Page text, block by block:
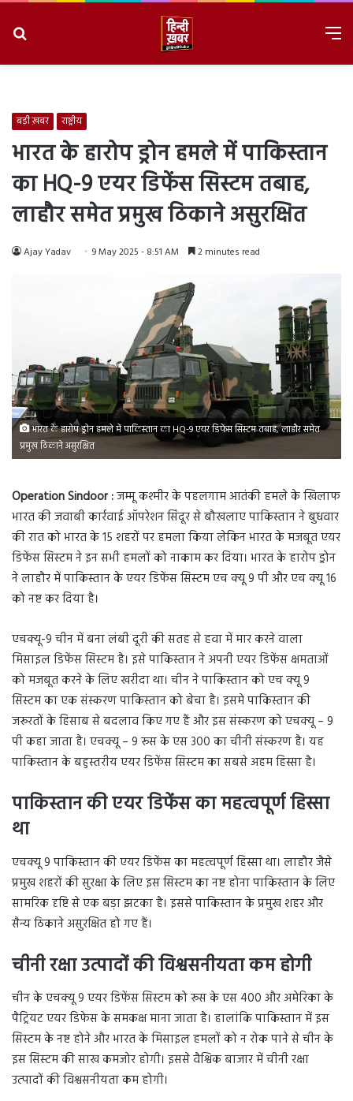
बड़ी ख़बर राष्ट्रीय
भारत के हारोप ड्रोन हमले में पाकिस्तान
का HQ-9 एयर डिफेंस सिस्टम तबाह,
लाहौर समेत प्रमुख ठिकाने असुरक्षित
Ajay Yadav 9 May 2025 - 8:51 AM 2 minutes read
भारत के हारोप ड्रोन हमले में पाकिस्तान का HQ-9 एयर डिफेंस सिस्टम तबाह, लाहौर समेत
प्रमुख ठिकाने असुरक्षित
Operation Sindoor :जम्मू कश्मीर के पहलगाम आतंकी हमले के खिलाफ
भारत की जवाबी कार्रवाई ऑपरेशन सिंदूर से बौखलाए पाकिस्तान ने बुधवार
की रात को भारत के 15 शहरों पर हमला किया लेकिन भारत के मजबूत एयर
डिफेंस सिस्टम ने इन सभी हमलों को नाकाम कर दिया। भारत के हारोप ड्रोन
ने लाहौर में पाकिस्तान के एयर डिफेंस सिस्टम एच क्यू 9 पी और एच क्यू 16
को नष्ट कर दिया है।
एचक्यू-9 चीन में बना लंबी दूरी की सतह से हवा में मार करने वाला
मिसाइल डिफेंस सिस्टम है। इसे पाकिस्तान ने अपनी एयर डिफेंस क्षमताओं
को मजबूत करने के लिए खरीदा था। चीन ने पाकिस्तान को एच क्यू 9
सिस्टम का एक संस्करण पाकिस्तान को बेचा है। इसमे पाकिस्तान की
जरूरतों के हिसाब से बदलाव किए गए हैं और इस संस्करण को एचक्यू – 9
पी कहा जाता है। एचक्यू – 9 रूस के एस 300 का चीनी संस्करण है। यह
पाकिस्तान के बहुस्तरीय एयर डिफेंस सिस्टम का सबसे अहम हिस्सा है।
पाकिस्तान की एयर डिफेंस का महत्वपूर्ण हिस्सा
था
एचक्यू 9 पाकिस्तान की एयर डिफेंस का महत्वपूर्ण हिस्सा था। लाहौर जैसे
प्रमुख शहरों की सुरक्षा के लिए इस सिस्टम का नष्ट होना पाकिस्तान के लिए
सामरिक दृष्टि से एक बड़ा झटका है। इससे पाकिस्तान के प्रमुख शहर और
सैन्य ठिकाने असुरक्षित हो गए हैं।
चीनी रक्षा उत्पादों की विश्वसनीयता कम होगी
चीन के एचक्यू 9 एयर डिफेंस सिस्टम को रूस के एस 400 और अमेरिका के
पैट्रियट एयर डिफेस के समकक्ष माना जाता है। हालांकि पाकिस्तान में इस
सिस्टम के नष्ट होने और भारत के मिसाइल हमलों को न रोक पाने से चीन के
इस सिस्टम की साख कमजोर होगी। इससे वैश्विक बाजार में चीनी रक्षा
उत्पादों की विश्वसनीयता कम होगी।